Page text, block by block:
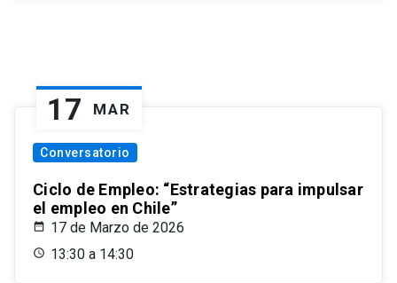
17 MAR
Conversatorio
Ciclo de Empleo: “Estrategias para impulsar
el empleo en Chile”
17 de Marzo de 2026
13:30 a 14:30